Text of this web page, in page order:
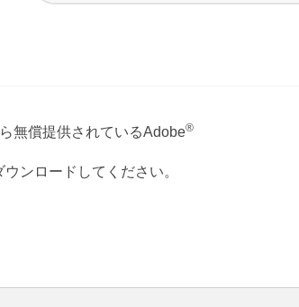
無償提供されているAdobe®
ンロードしてください。